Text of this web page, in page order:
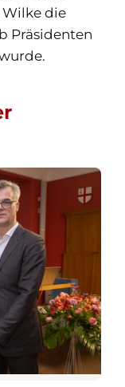
Wilke die
Präsidenten